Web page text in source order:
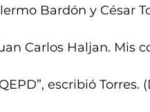
Bardón y César
Carlos Haljan. Mis
escribió Torres.